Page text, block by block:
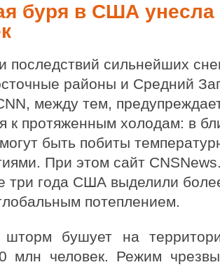
буря в США унесла
последствий сильнейших
районы и Средний
между тем,
к протяженным холодам: в
быть побиты
При этом сайт
три года США выделили
потеплением.
бушует на
млн человек. Режим